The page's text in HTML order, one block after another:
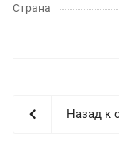
Страна
Назад к